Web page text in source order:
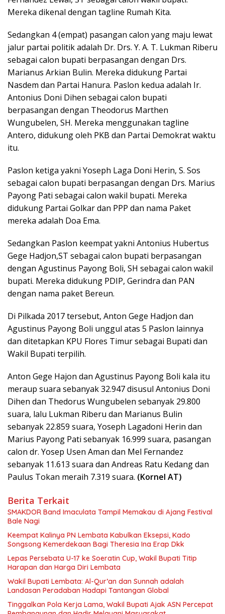
Mereka dikenal dengan tagline Rumah Kita.
Sedangkan 4 (empat) pasangan calon yang maju lewat
jalur partai politik adalah Dr. Drs. Y. A. T. Lukman Riberu
sebagai calon bupati berpasangan dengan Drs.
Marianus Arkian Bulin. Mereka didukung Partai
Nasdem dan Partai Hanura. Paslon kedua adalah Ir.
Antonius Doni Dihen sebagai calon bupati
berpasangan dengan Theodorus Marthen
Wungubelen, SH. Mereka menggunakan tagline
Antero, didukung oleh PKB dan Partai Demokrat waktu
itu.
Paslon ketiga yakni Yoseph Laga Doni Herin, S. Sos
sebagai calon bupati berpasangan dengan Drs. Marius
Payong Pati sebagai calon wakil bupati. Mereka
didukung Partai Golkar dan PPP dan nama Paket
mereka adalah Doa Ema.
Sedangkan Paslon keempat yakni Antonius Hubertus
Gege Hadjon,ST sebagai calon bupati berpasangan
dengan Agustinus Payong Boli, SH sebagai calon wakil
bupati. Mereka didukung PDIP, Gerindra dan PAN
dengan nama paket Bereun.
Di Pilkada 2017 tersebut, Anton Gege Hadjon dan
Agustinus Payong Boli unggul atas 5 Paslon lainnya
dan ditetapkan KPU Flores Timur sebagai Bupati dan
Wakil Bupati terpilih.
Anton Gege Hajon dan Agustinus Payong Boli kala itu
meraup suara sebanyak 32.947 disusul Antonius Doni
Dihen dan Thedorus Wungubelen sebanyak 29.800
suara, lalu Lukman Riberu dan Marianus Bulin
sebanyak 22.859 suara, Yoseph Lagadoni Herin dan
Marius Payong Pati sebanyak 16.999 suara, pasangan
calon dr. Yosep Usen Aman dan Mel Fernandez
sebanyak 11.613 suara dan Andreas Ratu Kedang dan
Paulus Tokan meraih 7.319 suara. (Kornel AT)
Berita Terkait
SMAKDOR Band Imaculata Tampil Memakau di Ajang Festival
Bale Nagi
Keempat Kalinya PN Lembata Kabulkan Eksepsi, Kado
Songsong Kemerdekaan Bagi Theresia Ina Erap Dkk
Lepas Persebata U-17 ke Soeratin Cup, Wakil Bupati Titip
Harapan dan Harga Diri Lembata
Wakil Bupati Lembata: Al-Qur’an dan Sunnah adalah
Landasan Peradaban Hadapi Tantangan Global
Tinggalkan Pola Kerja Lama, Wakil Bupati Ajak ASN Percepat